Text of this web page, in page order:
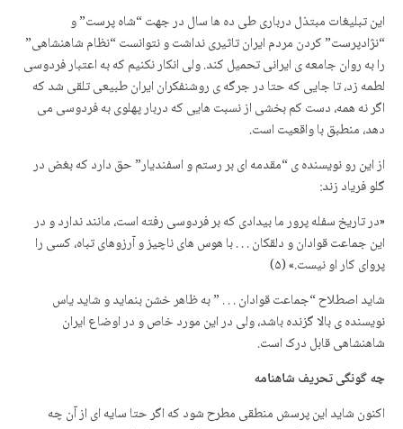
این تبلیغات مبتذل درباری طی ده ها سال در جهت “شاه پرست” و
“نژادپرست” کردن مردم ایران تاثیری نداشت و نتوانست “نظام شاهنشاهی”
را به روان جامعه ی ایرانی تحمیل کند. ولی انکار نکنیم که به اعتبار فردوسی
لطمه زد، تا جایی که حتا در جرگه ی روشنفکران ایران طبیعی تلقی شد که
اگر نه همه، دست کم بخشی از نسبت هایی که دربار پهلوی به فردوسی می
دهد، منطبق با واقعیت است.
از این رو نویسنده ی “مقدمه ای بر رستم و اسفندیار” حق دارد که بغض در
گلو فریاد زند:
«در تاریخ سفله پرور ما بیدادی که بر فردوسی رفته است، مانند ندارد و در
این جماعت قوادان و دلقکان . . . با هوس های ناچیز و آرزوهای تباه، کسی را
پروای کار او نیست.» (۵)
شاید اصطلاح “جماعت قوادان . . . ” به ظاهر خشن بنماید و شاید یاس
نویسنده ی بالا گزنده باشد، ولی در این مورد خاص و در اوضاع ایران
شاهنشاهی قابل درک است.
چه گونگی تحریف شاهنامه
اکنون شاید این پرسش منطقی مطرح شود که اگر حتا سایه ای از آن چه